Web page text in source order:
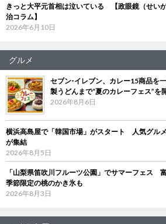
きっと大平元首相は泣いている 【政眼鏡（せい
治コラム】
2026年6月10日
グルメ
セブン‐イレブン、カレー15商品を
製うどんまで“夏のカレーフェス”を
2026年8月6日
横浜高島屋で「韓国市場」がスタート 人気グル
が集結
2026年8月5日
「山梨県笛吹川フルーツ公園」でサマーフェス
季節限定の桃のかき氷も
2026年8月3日